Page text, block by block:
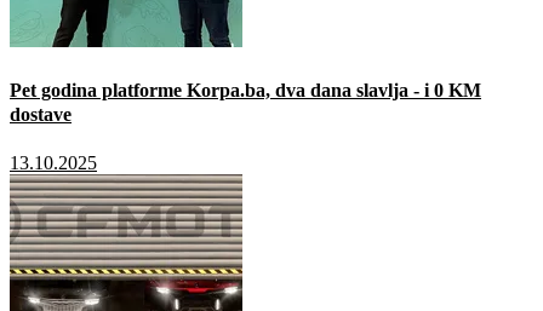
Pet godina platforme Korpa.ba, dva dana slavlja - i 0 KM
dostave
13.10.2025